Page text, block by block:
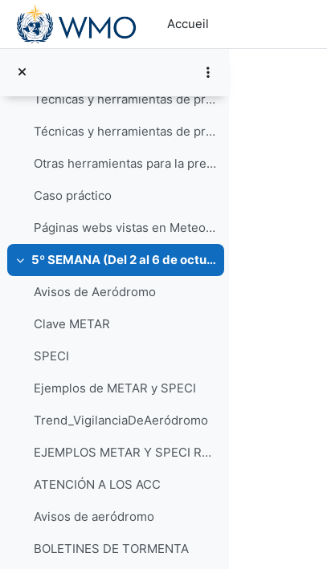
Passer au contenu principal
Accueil
Técnicas y herramientas de predicción a medio plazo
Técnicas y herramientas de predicción a corto plazo
Técnicas y herramientas de predicción a muy corto plazo, nowcasting y vigilancia
Otras herramientas para la predicción
Caso práctico
Páginas webs vistas en Meteorología Tropical JJGA
Replier 5º SEMANA (Del 2 al 6 de octubre)
Avisos de Aeródromo
Clave METAR
SPECI
Ejemplos de METAR y SPECI
Trend_VigilanciaDeAeródromo
EJEMPLOS METAR Y SPECI RESUELTOS
ATENCIÓN A LOS ACC
Avisos de aeródromo
BOLETINES DE TORMENTA